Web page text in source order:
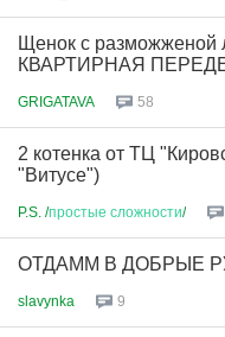
Щенок с разможженой
КВАРТИРНАЯ
GRIGATAVA 58
2 котенка от ТЦ
"Витусе")
P.S. /простые сложности/
ОТДАММ В ДОБРЫЕ
slavynka 9